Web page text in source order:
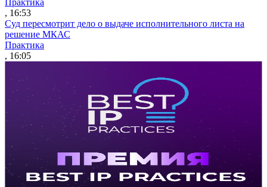
Практика
, 16:53
Суд пересмотрит дело о выдаче исполнительного листа на
решение МКАС
Практика
, 16:05